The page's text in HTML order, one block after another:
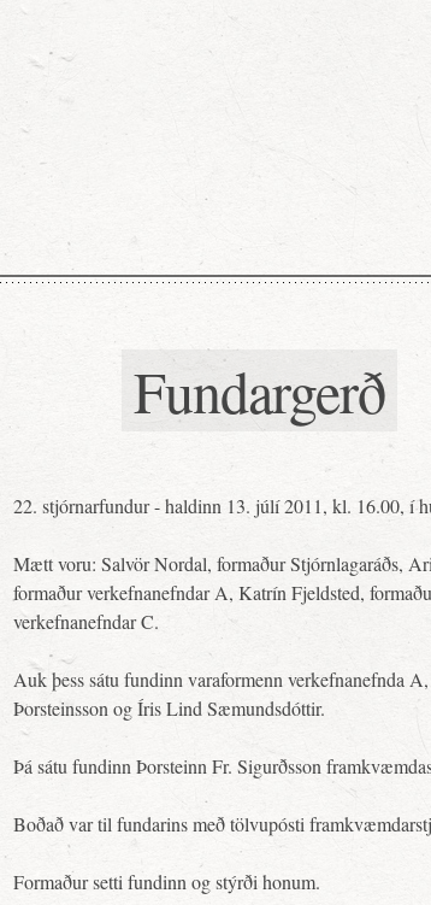
Fundargerð
22. stjórnarfundur - haldinn 13. júlí 2011, kl. 16.00, í
Mætt voru: Salvör Nordal, formaður Stjórnlagaráðs,
formaður verkefnanefndar A, Katrín Fjeldsted,
verkefnanefndar C.
Auk þess sátu fundinn varaformenn verkefnanefnda
Þorsteinsson og Íris Lind Sæmundsdóttir.
Þá sátu fundinn Þorsteinn Fr. Sigurðsson
Boðað var til fundarins með tölvupósti
Formaður setti fundinn og stýrði honum.